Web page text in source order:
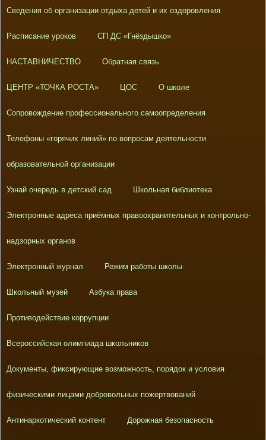
Сведения об организации отдыха детей и их оздоровления
Расписание уроков СП ДС «Гнёздышко»
НАСТАВНИЧЕСТВО Обратная связь
ЦЕНТР «ТОЧКА РОСТА» ЦОС О школе
Сопровождение профессионального самоопределения
Телефоны «горячих линий» по вопросам деятельности
образовательной организации
Узнай очередь в детский сад Школьная библиотека
Электронные адреса приёмных правоохранительных и контрольно-
надзорных органов
Электронный журнал Режим работы школы
Школьный музей Азбука права
Противодействие коррупции
Всероссийская олимпиада школьников
Документы, фиксирующие возможность, порядок и условия
физическими лицами добровольных пожертвований
Антинаркотический контент Дорожная безопасность